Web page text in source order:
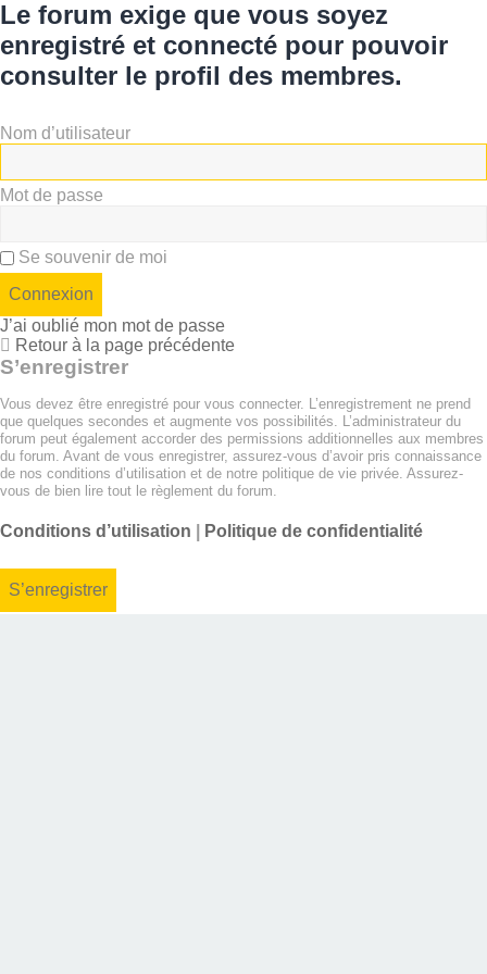
Le forum exige que vous soyez
enregistré et connecté pour pouvoir
consulter le profil des membres.
Nom d’utilisateur
Mot de passe
Se souvenir de moi
J’ai oublié mon mot de passe
Retour à la page précédente
S’enregistrer
Vous devez être enregistré pour vous connecter. L’enregistrement ne prend
que quelques secondes et augmente vos possibilités. L’administrateur du
forum peut également accorder des permissions additionnelles aux membres
du forum. Avant de vous enregistrer, assurez-vous d’avoir pris connaissance
de nos conditions d’utilisation et de notre politique de vie privée. Assurez-
vous de bien lire tout le règlement du forum.
Conditions d’utilisation Politique de confidentialité
S’enregistrer